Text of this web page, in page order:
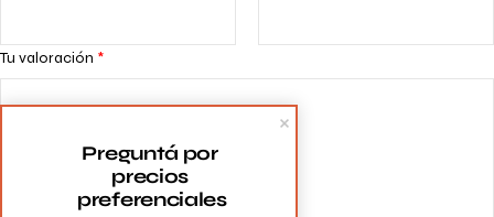
Tu valoración *
Preguntá por
precios
preferenciales